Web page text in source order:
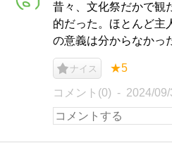
昔々、文化祭だかで観
的だった。ほとんど主
の意義は分からなかっ
ナイス ★5
コメント(0) 2024/09/